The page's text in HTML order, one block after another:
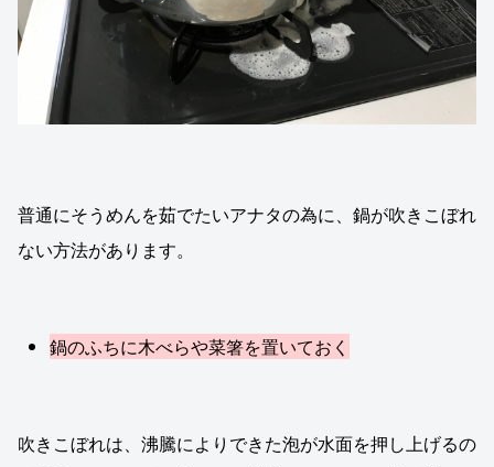
普通にそうめんを茹でたいアナタの為に、鍋が吹きこぼれ
ない方法があります。
鍋のふちに木べらや菜箸を置いておく
吹きこぼれは、沸騰によりできた泡が水面を押し上げるの